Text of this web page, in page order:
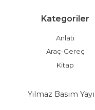
Kategoriler
Anlatı
Araç-Gereç
Kitap
Yılmaz Basım